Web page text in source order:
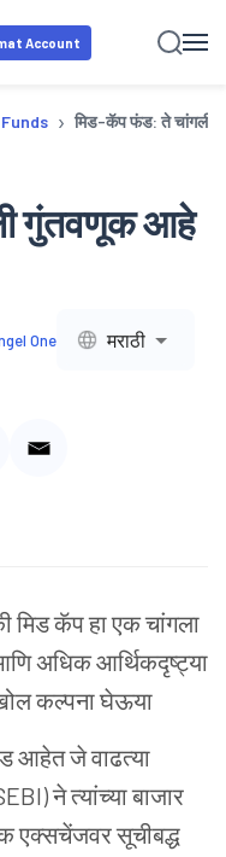
Account
› मिड-कॅप फंड: ते चांगली
गुंतवणूक आहे
One मराठी
मिड कॅप हा एक चांगला
अधिक आर्थिकदृष्ट्या
कल्पना घेऊया
आहेत जे वाढत्या
ने त्यांच्या बाजार
एक्सचेंजवर सूचीबद्ध